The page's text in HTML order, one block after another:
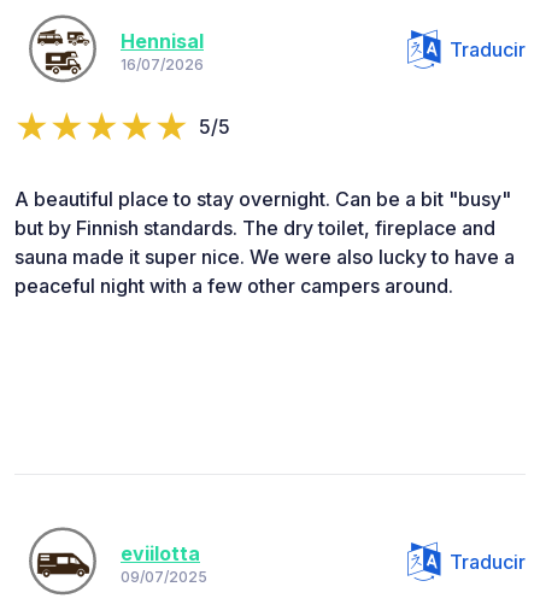
Hennisal
16/07/2026
Traducir
5/5
A beautiful place to stay overnight. Can be a bit "busy"
but by Finnish standards. The dry toilet, fireplace and
sauna made it super nice. We were also lucky to have a
peaceful night with a few other campers around.
eviilotta
09/07/2025
Traducir